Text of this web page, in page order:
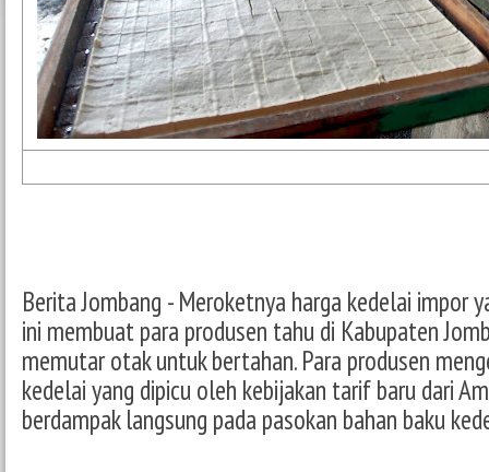
Berita Jombang - Meroketnya harga kedelai impor
ini membuat para produsen tahu di Kabupaten
memutar otak untuk bertahan. Para produsen
kedelai yang dipicu oleh kebijakan tarif baru dari
berdampak langsung pada pasokan bahan baku